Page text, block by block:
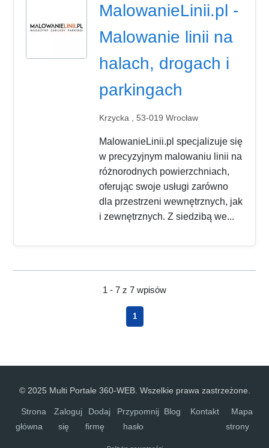
MalowanieLinii.pl -
Malowanie linii na
halach, drogach i
parkingach
Krzycka , 53-019 Wrocław
MalowanieLinii.pl specjalizuje się
w precyzyjnym malowaniu linii na
różnorodnych powierzchniach,
oferując swoje usługi zarówno
dla przestrzeni wewnętrznych, jak
i zewnętrznych. Z siedzibą we...
1 - 7 z 7 wpisów
1
© 2025 Multi Portale 360-WEB. Wszelkie prawa zastrzeżone.
Strona
główna
Zaloguj
się
Dodaj
firmę
Przypomnij
hasło
Blog Kontakt
Mapa
strony